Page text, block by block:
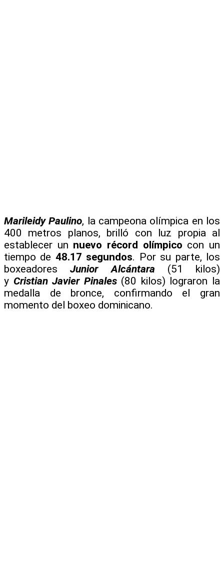
Marileidy Paulino, la campeona olímpica en los
400 metros planos, brilló con luz propia al
establecer un nuevo récord olímpico con un
tiempo de 48.17 segundos. Por su parte, los
boxeadores
Junior Alcántara (51 kilos)
y Cristian Javier Pinales(80 kilos) lograron la
medalla de bronce, confirmando el gran
momento del boxeo dominicano.